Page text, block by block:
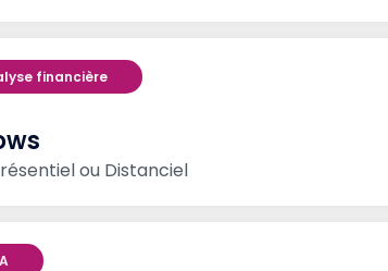
financière
ou Distanciel